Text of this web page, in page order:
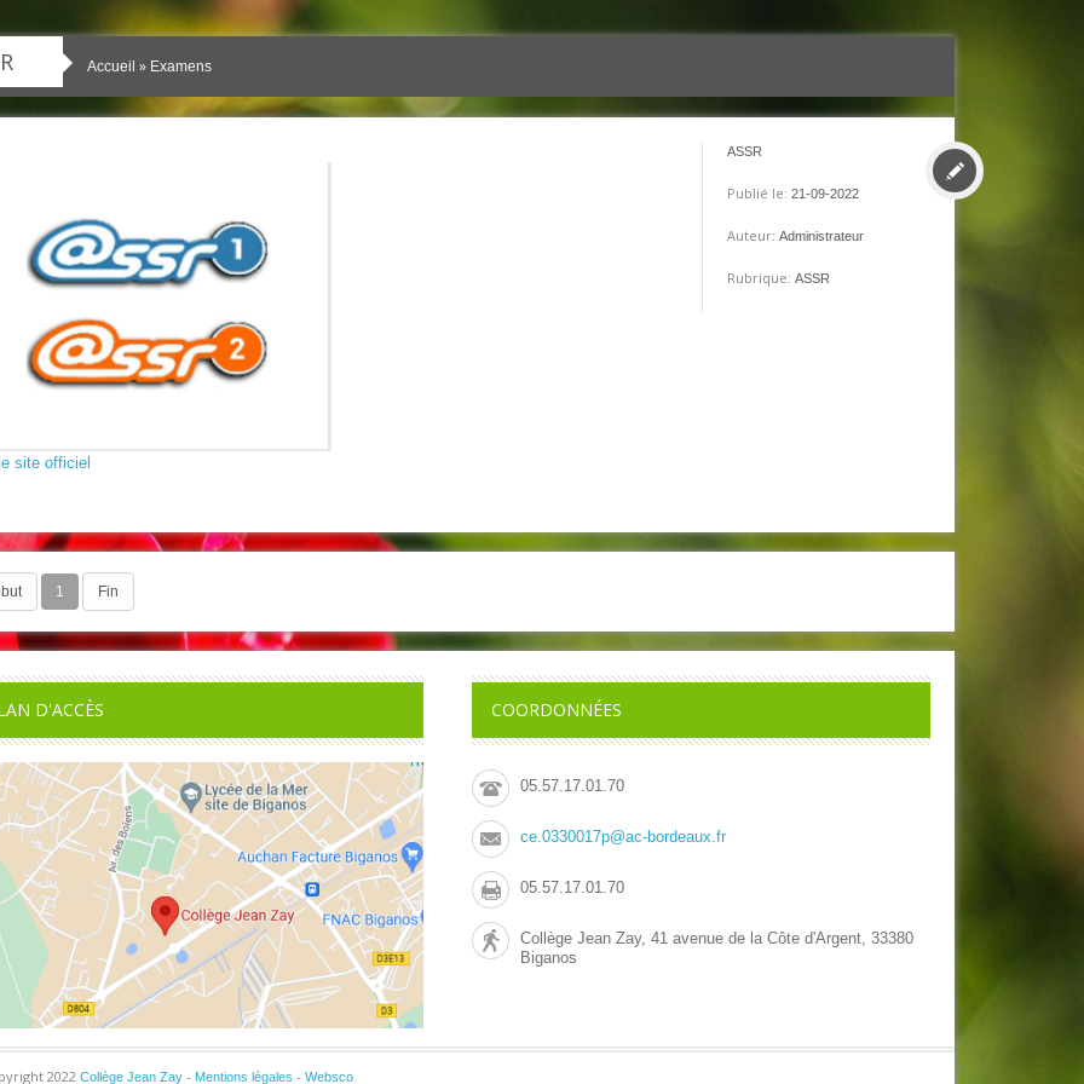
Accueil » Examens
site officiel
ASSR
Publié le: 21-09-2022
Auteur: Administrateur
Rubrique: ASSR
1 Fin
D'ACCÈS COORDONNÉES
05.57.17.01.70
ce.0330017p@ac-bordeaux.fr
05.57.17.01.70
Collège Jean Zay, 41 avenue de la Côte d'Argent, 33380
Biganos
2022 Collège Jean Zay- Mentions légales - Websco